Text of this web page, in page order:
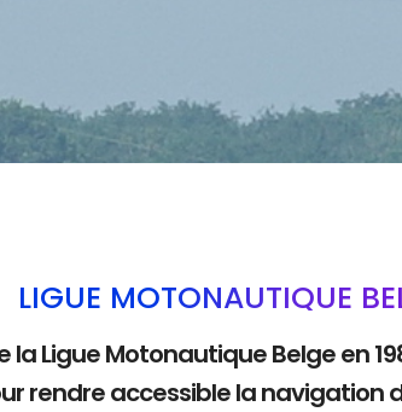
LIGUE MOTONAUTIQUE
la Ligue Motonautique Belge en
rendre accessible la navigation